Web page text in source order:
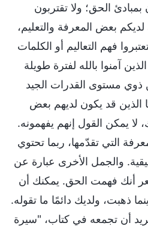
الحق؛ ولا تقتربون
بعض المعرفة والتعليم،
فهم التعاليم أو الكلمات
آمنوا بالله لفترة طويلة
مستوى القدرات الجيد
الذين قد يكون لديهم بعض
لا يمكن القول إنهم يفهمونه.
التي تقدّمها، ربما تحتوي
والجمل الأخرى عبارة عن
أنك فهمت الحق. يمكنك أن
ذهبت، ولديك دائمًا ما تقوله.
أن تجمعه في كتاب، "سيرة